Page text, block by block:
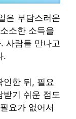
은 부담스러운
소한 소득을
사람들 만나고
.
인한 뒤, 필요
기 쉬운 점도
요가 없어서